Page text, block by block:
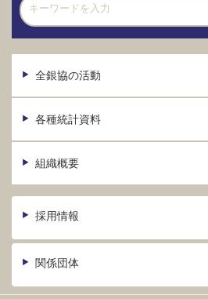
全銀協の活動
各種統計資料
組織概要
採用情報
関係団体